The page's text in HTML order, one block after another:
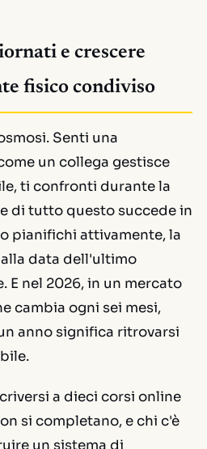
e crescere
fisico condiviso
Senti una
un collega gestisce
ti confronti durante la
di tutto questo succede in
pianifichi attivamente, la
data dell'ultimo
E nel 2026, in un mercato
cambia ogni sei mesi,
anno significa ritrovarsi
a dieci corsi online
si completano, e chi c'è
un sistema di